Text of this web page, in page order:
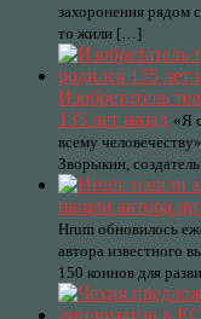
захоронения рядом
то жили […]
Изобретатель
135 лет назад «Я
всему
Зворыкин,
нашли автора
Hrum обновилось
автора известного
150 коинов для